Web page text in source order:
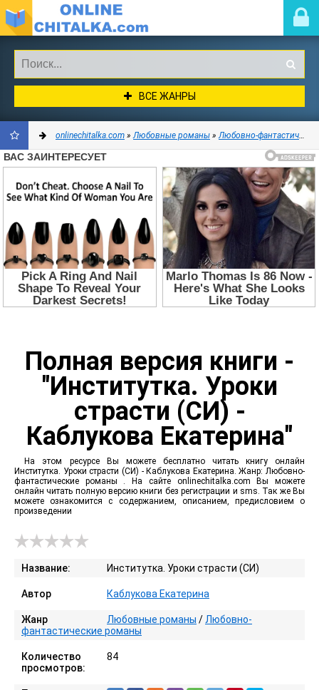
ВСЕ ЖАНРЫ
ДОБАВИТЬ
В
ЗАКЛАДКИ
onlinechitalka.com »Любовные романы »Любовно-фантастические романы
Полная версия книги -
"Институтка. Уроки
страсти (СИ) -
Каблукова Екатерина"
На этом ресурсе Вы можете бесплатно читать книгу онлайн
Институтка. Уроки страсти (СИ) - Каблукова Екатерина. Жанр: Любовно-
фантастические романы . На сайте onlinechitalka.com Вы можете
онлайн читать полную версию книги без регистрации и sms. Так же Вы
можете ознакомится с содержанием, описанием, предисловием о
произведении
Название: Институтка. Уроки страсти (СИ)
Автор Каблукова Екатерина
Жанр Любовные романы / Любовно-
фантастические романы
Количество
просмотров:
84